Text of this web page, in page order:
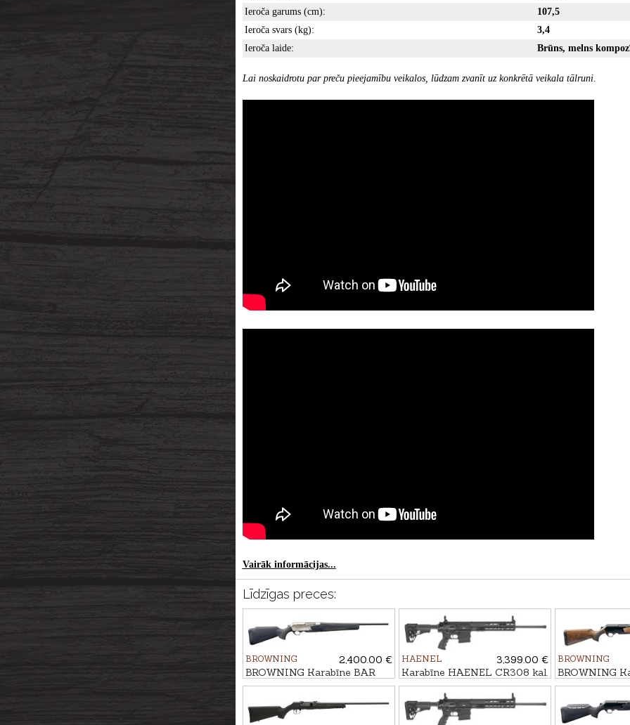
Ieroča garums (cm):
107,5
Ieroča svars (kg):
3,4
Ieroča laide:
Brūns, melns
Lai noskaidrotu par preču pieejamību veikalos, lūdzam zvanīt uz konkrētā veikala tālruni.
Vairāk informācijas...
Līdzīgas preces:
BROWNING
2,400.00 €
BROWNING Karabīne BAR
4X Ultimate Black/Brown kal.
HAENEL
3,399.00 €
Karabīne HAENEL CR308 kal.
.308Win. 420mm
BROWNING
BROWNING
4X Hunter
06 M14x1